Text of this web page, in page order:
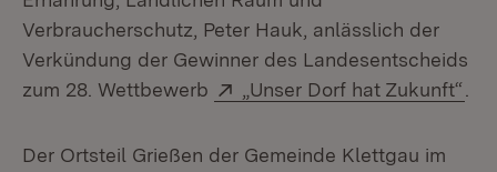
Verbraucherschutz, Peter Hauk, anlässlich der
Verkündung der Gewinner des Landesentscheids
zum 28. Wettbewerb
Extern:
„Unser Dorf hat Zukunft“
Der Ortsteil Grießen der Gemeinde Klettgau im